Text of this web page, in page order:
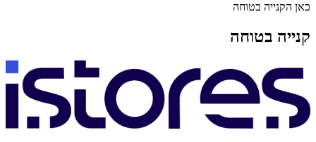
כאן הקנייה בטוחה
קנייה בטוחה